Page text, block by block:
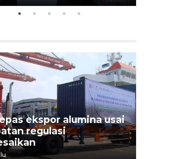
ekspor alumina usai
regulasi